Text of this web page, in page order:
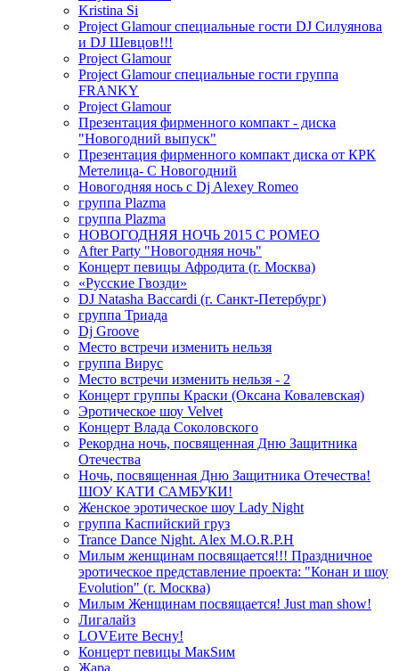
Kristina Si
Project Glamour специальные гости DJ Силуянова
и DJ Шевцов!!!
Project Glamour
Project Glamour специальные гости группа
FRANKY
Project Glamour
Презентация фирменного компакт - диска
"Новогодний выпуск"
Презентация фирменного компакт диска от КРК
Метелица- С Новогодний
Новогодняя нось с Dj Alexey Romeo
группа Plazma
группа Plazma
НОВОГОДНЯЯ НОЧЬ 2015 C РОМЕО
After Party "Новогодняя ночь"
Концерт певицы Афродита (г. Москва)
«Русские Гвозди»
DJ Natasha Baccardi (г. Санкт-Петербург)
группа Триада
Dj Groove
Место встречи изменить нельзя
группа Вирус
Место встречи изменить нельзя - 2
Концерт группы Краски (Оксана Ковалевская)
Эротическое шоу Velvet
Концерт Влада Соколовского
Рекордна ночь, посвященная Дню Защитника
Отечества
Ночь, посвященная Дню Защитника Отечества!
ШОУ КАТИ САМБУКИ!
Женское эротическое шоу Lady Night
группа Каспийский груз
Trance Dance Night. Alex M.O.R.P.H
Милым женщинам посвящается!!! Праздничное
эротическое представление проекта: "Конан и шоу
Evolution" (г. Москва)
Милым Женщинам посвящается! Just man show!
Лигалайз
LOVEите Весну!
Концерт певицы МакSим
Жара